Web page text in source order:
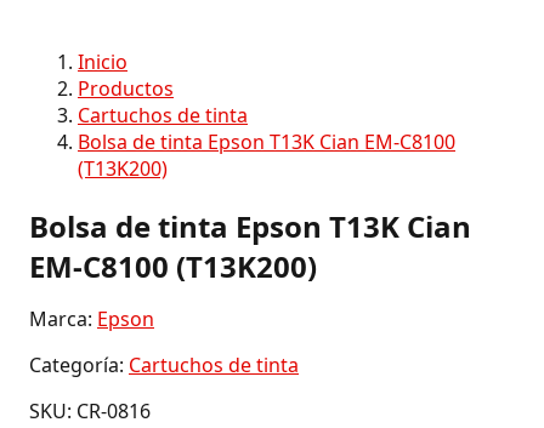
Inicio
Productos
Cartuchos de tinta
Bolsa de tinta Epson T13K Cian EM-C8100
(T13K200)
Bolsa de tinta Epson T13K Cian
EM-C8100 (T13K200)
Marca: Epson
Categoría: Cartuchos de tinta
SKU: CR-0816